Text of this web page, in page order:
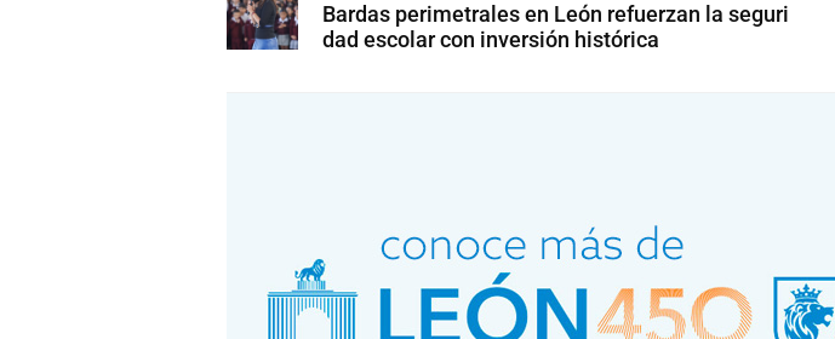
Bardas perimetrales en León refuerzan la seguri
dad escolar con inversión histórica